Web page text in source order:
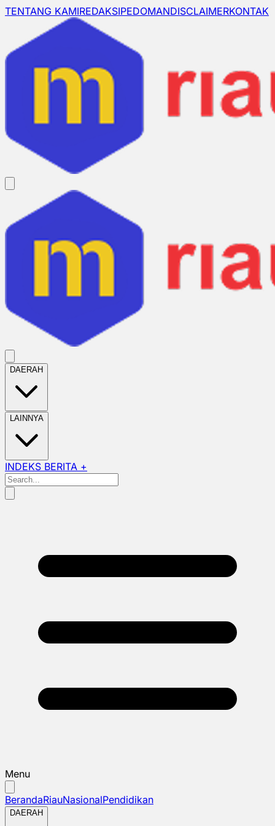
TENTANG KAMIREDAKSIPEDOMANDISCLAIMERKONTAK
DAERAH
LAINNYA
INDEKS BERITA +
Menu
BerandaRiauNasionalPendidikan
DAERAH